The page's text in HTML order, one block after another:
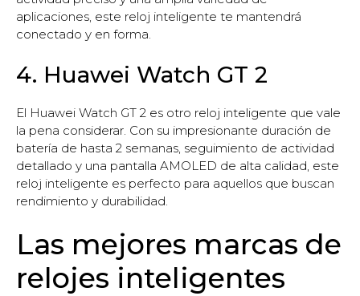
aplicaciones, este reloj inteligente te mantendrá
conectado y en forma.
4. Huawei Watch GT 2
El Huawei Watch GT 2 es otro reloj inteligente que vale
la pena considerar. Con su impresionante duración de
batería de hasta 2 semanas, seguimiento de actividad
detallado y una pantalla AMOLED de alta calidad, este
reloj inteligente es perfecto para aquellos que buscan
rendimiento y durabilidad.
Las mejores marcas de
relojes inteligentes